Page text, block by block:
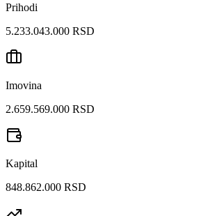
Prihodi
5.233.043.000 RSD
Imovina
2.659.569.000 RSD
Kapital
848.862.000 RSD